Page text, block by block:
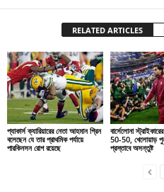
RELATED ARTICLES
প্যাকার্স ক্যারিয়ারের নেতা আহমান গ্রিন
বলেছেন যে তার প্রাথমিক পর্যায়ে
পারকিনসন রোগ রয়েছে
বার্সেলোনা
50-50, খেলোয়াড়
প্রস্তাবে অসন্তুষ্ট